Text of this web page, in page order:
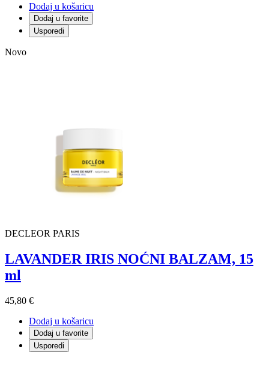
Dodaj u košaricu
Dodaj u favorite
Usporedi
Novo
DECLEOR PARIS
LAVANDER IRIS NOĆNI BALZAM, 15
ml
45,80 €
Dodaj u košaricu
Dodaj u favorite
Usporedi